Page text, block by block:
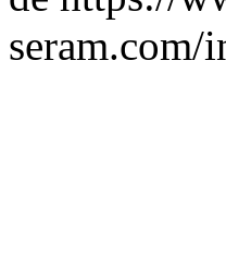
seram.com/